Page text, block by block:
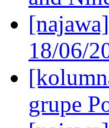
18/06/
grupe